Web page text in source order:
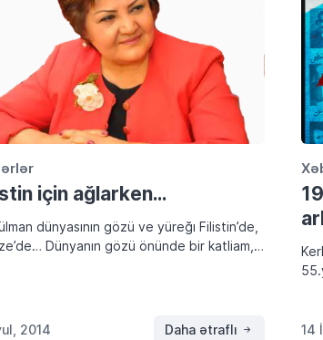
için ağlarken…
dünyasının gözü ve yüreğı Filistin’de,
Dünyanın gözü önünde bir katliam,
2014
Daha ətraflı 14